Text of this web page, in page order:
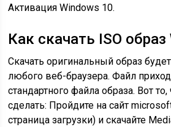
Активация Windows 10.
Как скачать ISO
Скачать оригинальный образ
любого веб-браузера. Файл
стандартного файла образа. Вот
сделать: Пройдите на сайт
страница загрузки) и скачайте